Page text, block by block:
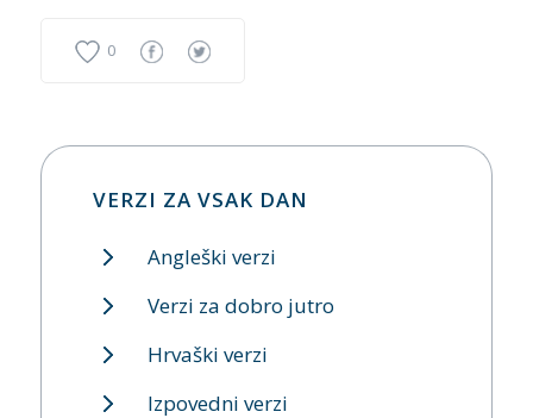
0
VERZI ZA VSAK DAN
Angleški verzi
Verzi za dobro jutro
Hrvaški verzi
Izpovedni verzi